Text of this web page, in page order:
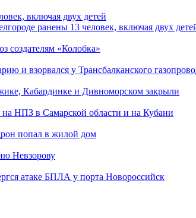
включая двух детей
ранены 13 человек, включая двух
создателям «Колобка»
и взорвался у Трансбалканского
Кабардинке и Дивноморском закрыли
НПЗ в Самарской области и на Кубани
попал в жилой дом
Невзорову
атаке БПЛА у порта Новороссийск